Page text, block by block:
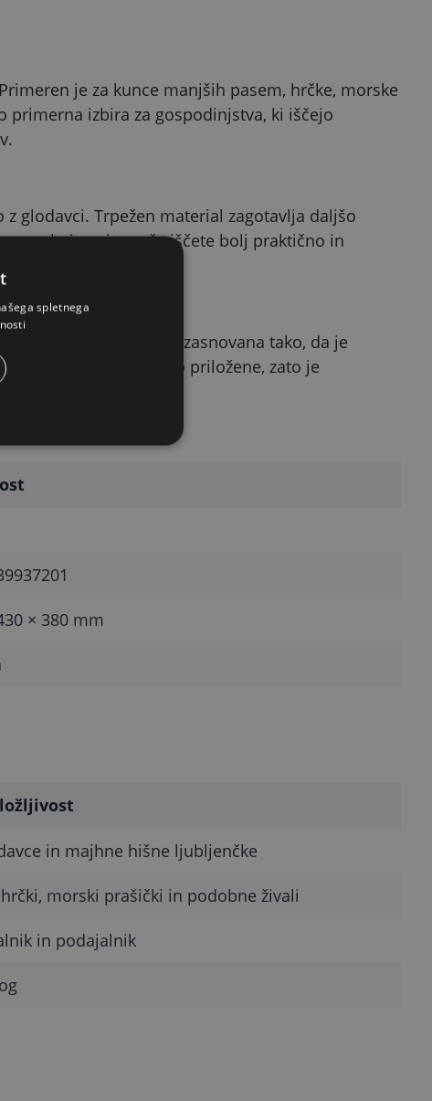
je za kunce manjših pasem, hrčke, morske
primerna izbira za gospodinjstva, ki iščejo
glodavci. Trpežen material zagotavlja daljšo
cenjeno, če iščete bolj praktično in
okolja. Kletka je zasnovana tako, da je
navaja, da noge niso priložene, zato je
mesto.
× 380 mm
in majhne hišne ljubljenčke
morski prašički in podobne živali
in podajalnik
spletnega